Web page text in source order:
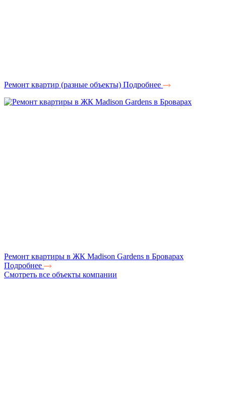
Ремонт квартир (разные объекты) Подробнее
Ремонт квартиры в ЖК Madison Gardens в Броварах
Подробнее
Смотреть все объекты компании